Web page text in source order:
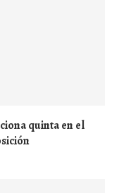
quinta en el